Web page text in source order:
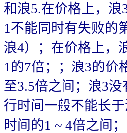
和浪5.在价格上，浪
1不能同时有失败的
浪4）；在价格上，
1的7倍；；浪3的价
至3.5倍之间；浪3
行时间一般不能长
时间的1 ~ 4倍之间；